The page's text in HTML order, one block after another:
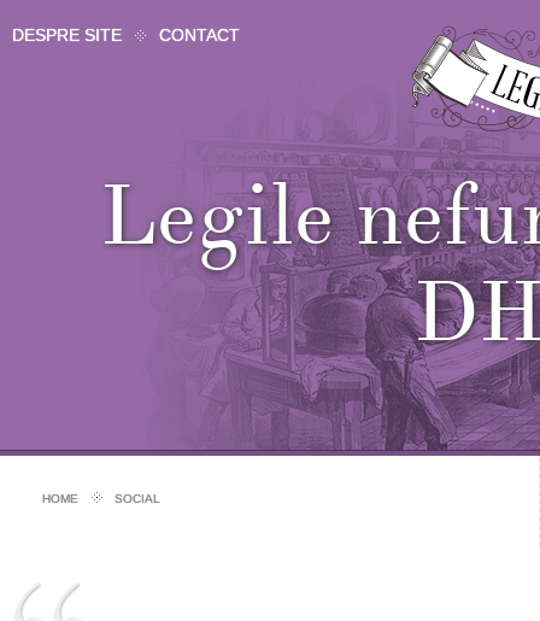
DESPRE SITE CONTACT
Legile
HOME SOCIAL